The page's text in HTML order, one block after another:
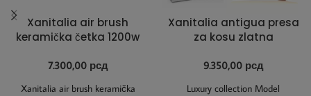
Xanitalia air brush
keramička četka 1200w
7.300,00 рсд
Xanitalia air brush keramička
Xanitalia antigua presa
za kosu zlatna
9.350,00 рсд
Luxury collection Model